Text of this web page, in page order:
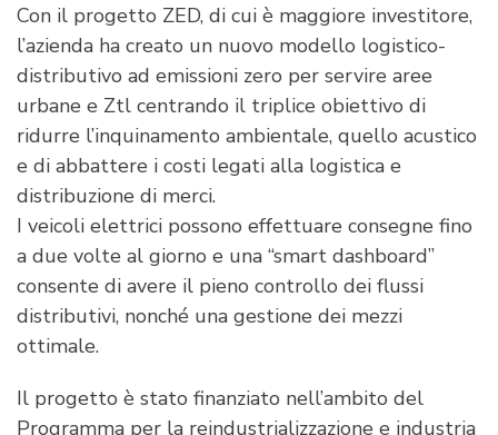
Con il progetto ZED, di cui è maggiore investitore,
l’azienda ha creato un nuovo modello logistico-
distributivo ad emissioni zero per servire aree
urbane e Ztl centrando il triplice obiettivo di
ridurre l’inquinamento ambientale, quello acustico
e di abbattere i costi legati alla logistica e
distribuzione di merci.
I veicoli elettrici possono effettuare consegne fino
a due volte al giorno e una “smart dashboard”
consente di avere il pieno controllo dei flussi
distributivi, nonché una gestione dei mezzi
ottimale.
Il progetto è stato finanziato nell’ambito del
Programma per la reindustrializzazione e industria